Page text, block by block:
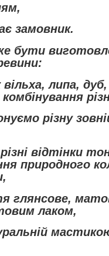
замовник.
бути
липа, дуб,
різну
відтінки
природного
глянсове,
лаком,